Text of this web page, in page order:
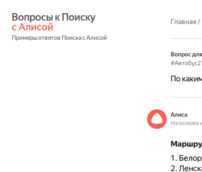
с Алисой
Примеры ответов Поиска с Алисой
Главная/
Вопрос
По
Алиса
На основе